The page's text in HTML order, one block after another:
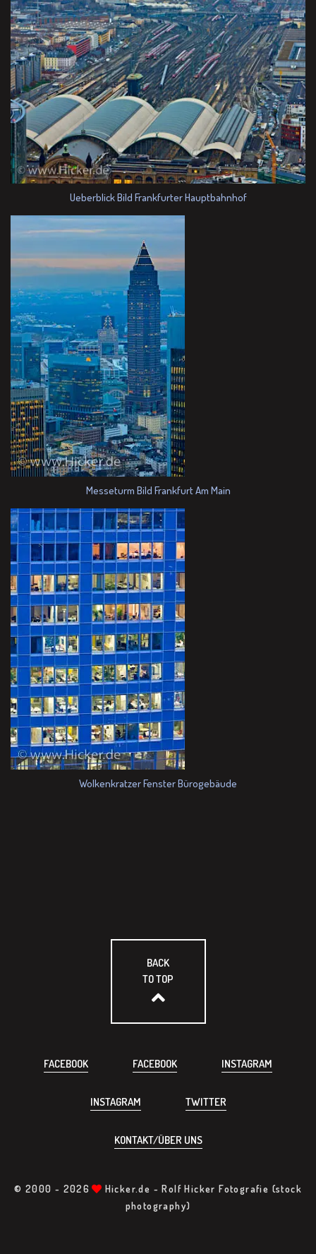
Ueberblick Bild Frankfurter Hauptbahnhof
Messeturm Bild Frankfurt Am Main
Wolkenkratzer Fenster Bürogebäude
BACK
TO TOP
FACEBOOK FACEBOOK INSTAGRAM
INSTAGRAM TWITTER
KONTAKT/ÜBER UNS
© 2000 - 2026
Hicker.de - Rolf Hicker Fotografie (stock
photography)